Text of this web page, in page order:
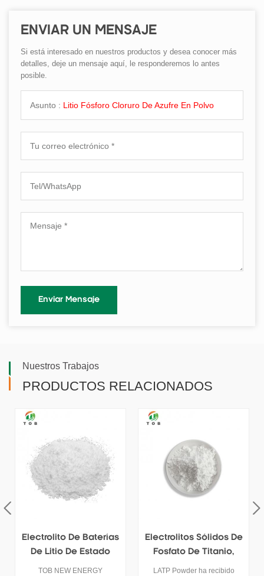
ENVIAR UN MENSAJE
Si está interesado en nuestros productos y desea conocer más
detalles, deje un mensaje aquí, le responderemos lo antes
posible.
Asunto : Litio Fósforo Cloruro De Azufre En Polvo
Nuestros Trabajos
PRODUCTOS RELACIONADOS
Electrolitos Sólidos De
Fosfato De Titanio,
Aluminio Y Litio En
LATP Powder ha recibido
Electrolito Sólido De
Zirconato De Litio Y
Lantano LLZO
LLZO se utiliza como material